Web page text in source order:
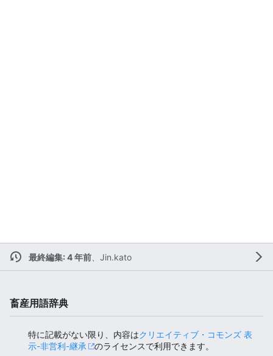
最終編集: 4 年前、 Jin.kato
畜産用語辞典
特に記載がない限り、内容はクリエイティブ・コモンズ 表
示-非営利-継承
のライセンスで利用できます。